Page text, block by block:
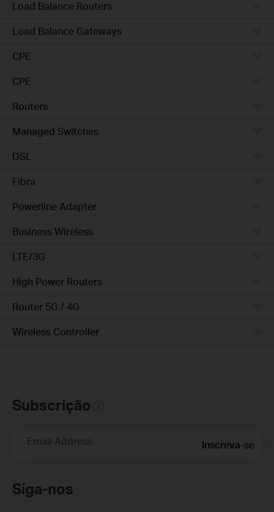
Load Balance Routers
Load Balance Gateways
CPE
CPE
Routers
Managed Switches
DSL
Fibra
Powerline Adapter
Business Wireless
LTE/3G
High Power Routers
Router 5G / 4G
Wireless Controller
Subscrição
Email Address Inscreva-se
Siga-nos